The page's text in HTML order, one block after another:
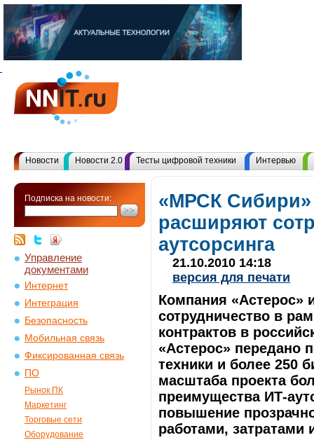
Новости Новости 2.0 Тесты цифровой техники Интервью
Подписка на новости:
Управление
документами
Интернет
Интеграция
Безопасность
Мобильная связь
Фиксированная связь
ПО
Рынок ПК
Маркетинг
Торговые сети
Оборудование
«МРСК Сибири»
расширяют
аутсорсинга
21.10.2010 14:18
версия для печати
Компания
сотрудничество в
контрактов в
«Астерос» передано
техники и более 250
масштаба проекта
преимущества ИТ-
повышение
работами, затратами